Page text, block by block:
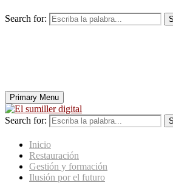
Search for:
Primary Menu
Search for:
Inicio
Restauración
Gestión y formación
Ilusión por el futuro